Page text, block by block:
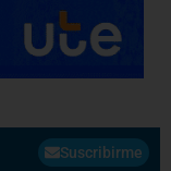
Suscribirme